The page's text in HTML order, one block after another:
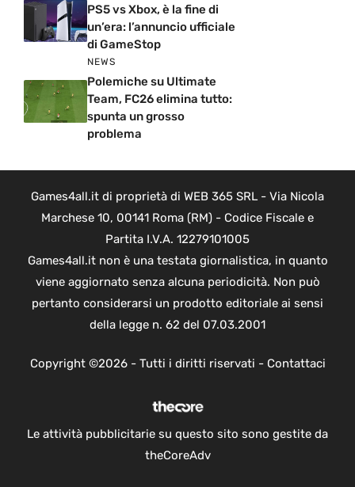
PS5 vs Xbox, è la fine di
un’era: l’annuncio ufficiale
di GameStop
NEWS
Polemiche su Ultimate
Team, FC26 elimina tutto:
spunta un grosso
problema
Games4all.it di proprietà di WEB 365 SRL - Via Nicola
Marchese 10, 00141 Roma (RM) - Codice Fiscale e
Partita I.V.A. 12279101005
Games4all.it non è una testata giornalistica, in quanto
viene aggiornato senza alcuna periodicità. Non può
pertanto considerarsi un prodotto editoriale ai sensi
della legge n. 62 del 07.03.2001
Copyright ©2026 - Tutti i diritti riservati - Contattaci
Le attività pubblicitarie su questo sito sono gestite da
theCoreAdv